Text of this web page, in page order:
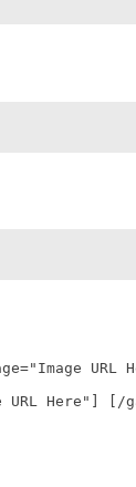
URL
URL Here"] [/